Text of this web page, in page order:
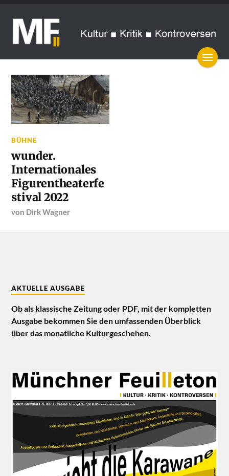
BÜHNE
wunder.
Internationales
Figurentheaterfe
stival 2022
von Dirk Wagner
AKTUELLE AUSGABE
Ob als klassische Zeitung oder PDF, mit der kompletten
Ausgabe bekommen Sie den umfassenden Überblick
über das monatliche Kulturgeschehen.